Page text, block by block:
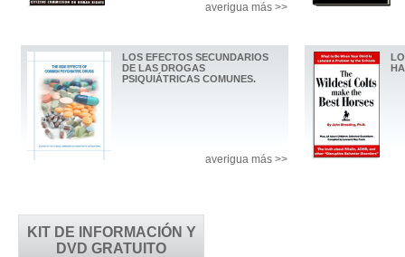
KIT DE INFORMACIÓN Y
DVD GRATUITO
averigua más >>
LOS EFECTOS SECUNDARIOS
DE LAS DROGAS
PSIQUIÁTRICAS COMUNES.
averigua más >>